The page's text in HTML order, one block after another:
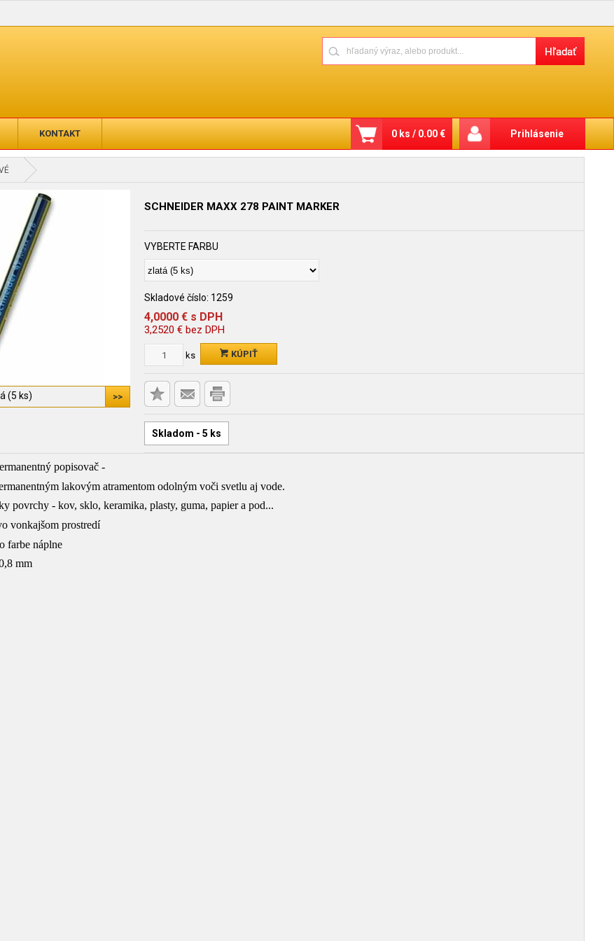
KONTAKT Prihlásenie
0 ks / 0.00 €
(5 ks)
SCHNEIDER MAXX 278 PAINT MARKER
VYBERTE FARBU
Skladové číslo: 1259
4,0000 € s DPH
3,2520 € bez DPH
ks KÚPIŤ
Skladom - 5 ks
popisovač -
lakovým atramentom odolným voči svetlu aj vode.
povrchy - kov, sklo, keramika, plasty, guma, papier a pod...
vonkajšom prostredí
farbe náplne
mm